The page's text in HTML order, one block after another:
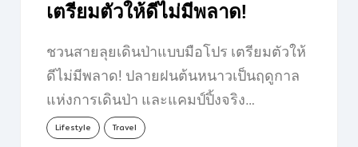
เตรียมตัวให้ดีไม่มีพลาด!
ชวนสายลุยเดินป่าแบบมือโปร เตรียมตัวให้
ดีไม่มีพลาด! ปลายฝนต้นหนาวเป็นฤดูกาล
แห่งการเดินป่า และแคมป์ปิ้งจริง…
Lifestyle Travel